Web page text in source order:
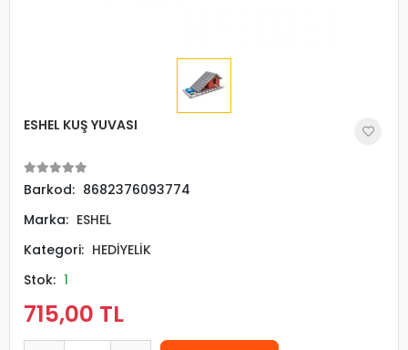
ESHEL KUŞ YUVASI
Barkod: 8682376093774
Marka: ESHEL
Kategori: HEDİYELİK
Stok: 1
715,00 TL